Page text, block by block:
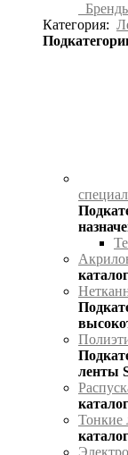
Категория:
ленты
Тонкие